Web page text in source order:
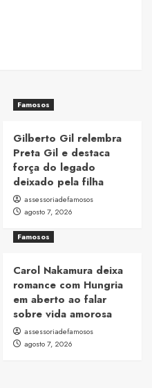
Famosos
Gilberto Gil relembra
Preta Gil e destaca
força do legado
deixado pela filha
assessoriadefamosos
agosto 7, 2026
Famosos
Carol Nakamura deixa
romance com Hungria
em aberto ao falar
sobre vida amorosa
assessoriadefamosos
agosto 7, 2026